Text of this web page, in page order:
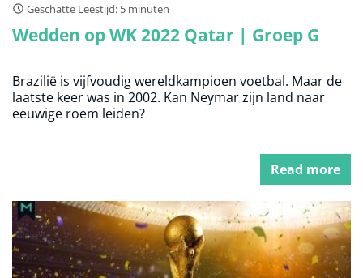
Geschatte Leestijd: 5 minuten
Wedden op WK 2022 Qatar | Groep G
Brazilië is vijfvoudig wereldkampioen voetbal. Maar de
laatste keer was in 2002. Kan Neymar zijn land naar
eeuwige roem leiden?
Read more